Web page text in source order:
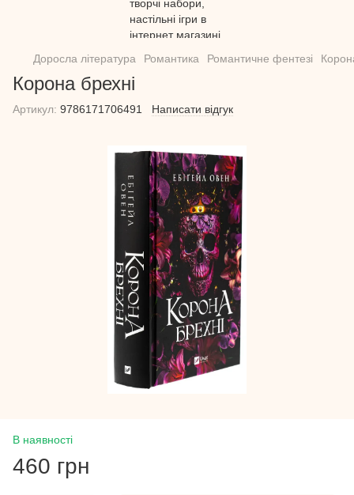
Доросла література Романтика Романтичне фентезі
Корона брехні
Артикул: 9786171706491 Написати відгук
В наявності
460 грн